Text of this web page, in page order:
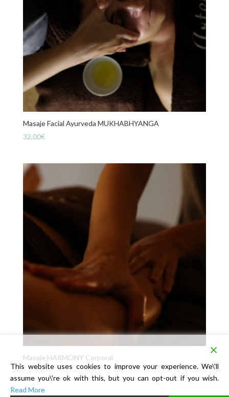
Masaje Facial Ayurveda MUKHABHYANGA
32,00€
Masaje HARMONY Corporal
65,00€
This website uses cookies to improve your experience. We\'ll
assume you\'re ok with this, but you can opt-out if you wish.
Read More